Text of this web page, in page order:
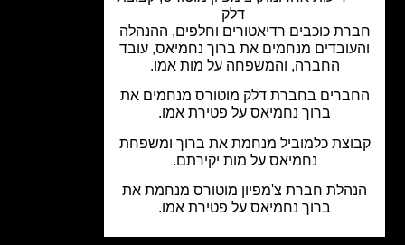
כוכבים רדיאטורים וחלפים, ההנהלה
מנחמים את ברוך נחמיאס, עובד
החברה, והמשפחה על מות אמו.
בחברת דלק מוטורס מנחמים את
ברוך נחמיאס על פטירת אמו.
כלמוביל מנחמת את ברוך ומשפחת
נחמיאס על מות יקירתם.
חברת צ'מפיון מוטורס מנחמת את
ברוך נחמיאס על פטירת אמו.